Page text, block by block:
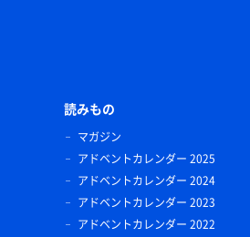
読みもの
マガジン
アドベントカレンダー 2025
アドベントカレンダー 2024
アドベントカレンダー 2023
アドベントカレンダー 2022